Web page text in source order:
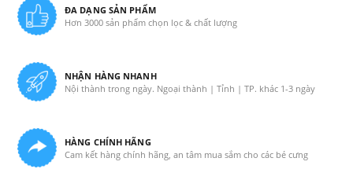
ĐA DẠNG SẢN PHẨM
Hơn 3000 sản phẩm chọn lọc & chất lượng
NHẬN HÀNG NHANH
Nội thành trong ngày. Ngoại thành | Tỉnh | TP. khác 1-3 ngày
HÀNG CHÍNH HÃNG
Cam kết hàng chính hãng, an tâm mua sắm cho các bé cưng